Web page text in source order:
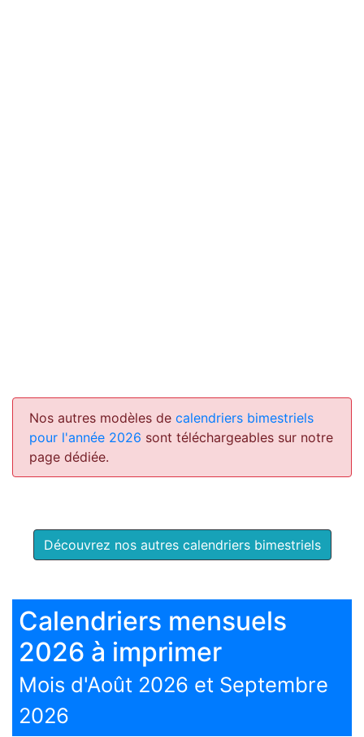
Nos autres modèles de calendriers bimestriels
pour l'année 2026 sont téléchargeables sur notre
page dédiée.
Découvrez nos autres calendriers bimestriels
Calendriers mensuels
2026 à imprimer
Mois d'Août 2026 et Septembre
2026